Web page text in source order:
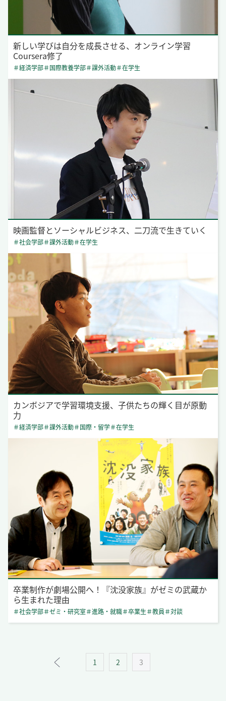
新しい学びは自分を成長させる、オンライン学習
Coursera修了
＃経済学部＃国際教養学部＃課外活動＃在学生
映画監督とソーシャルビジネス、二刀流で生きていく
＃社会学部＃課外活動＃在学生
カンボジアで学習環境支援、子供たちの輝く目が原動
力
＃経済学部＃課外活動＃国際・留学＃在学生
卒業制作が劇場公開へ！『沈没家族』がゼミの武蔵か
ら生まれた理由
＃社会学部＃ゼミ・研究室＃進路・就職＃卒業生＃教員＃対談
1 2 3